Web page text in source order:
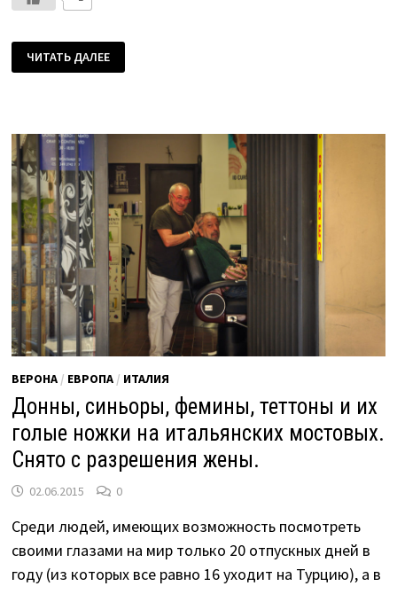
КЛОНОВ
КЛУНИ
STYLE
ЧИТАТЬ ДАЛЕЕ
ВЕРОНА / ЕВРОПА / ИТАЛИЯ
Донны, синьоры, фемины, теттоны и их
голые ножки на итальянских мостовых.
Снято с разрешения жены.
02.06.2015 0
Среди людей, имеющих возможность посмотреть
своими глазами на мир только 20 отпускных дней в
году (из которых все равно 16 уходит на Турцию), а в